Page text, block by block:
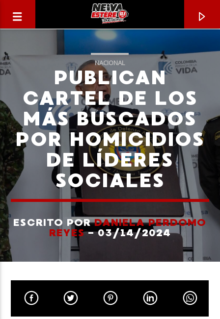
CANCIÓN ACTUAL
TÍTULO
Neiva Estereo
NACIONAL
PUBLICAN
CARTEL DE LOS
MÁS BUSCADOS
POR HOMICIDIOS
DE LÍDERES
SOCIALES
ESCRITO PORDANIELA PERDOMO
REYES- 03/14/2024